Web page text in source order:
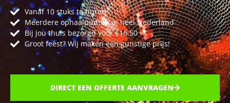
Vanaf 10 stuks te huren
Meerdere ophaalpunten in heel Nederland
Bij jou thuis bezorgd voor €16,50
Groot feest? Wij maken een gunstige prijs!
DIRECT EEN OFFERTE AANVRAGEN